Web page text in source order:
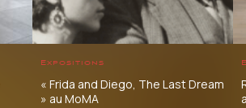
Expositions
« Frida and Diego, The Last Dream
» au MoMA